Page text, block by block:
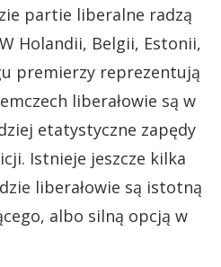
partie liberalne radzą
Holandii, Belgii, Estonii,
premierzy reprezentują
liberałowie są w
etatystyczne zapędy
Istnieje jeszcze kilka
liberałowie są istotną
albo silną opcją w